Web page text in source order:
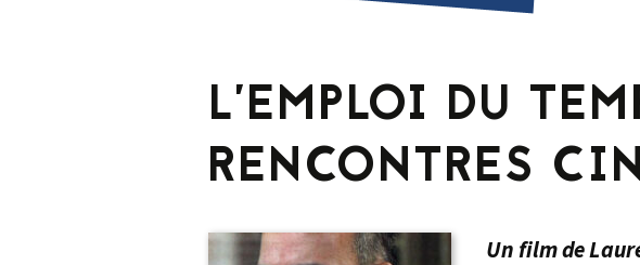
L’EMPLOI DU
RENCONTRES
Un film de